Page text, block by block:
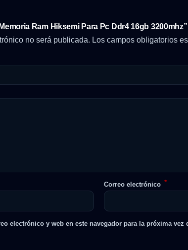
Ram Hiksemi Para Pc Ddr4 16gb 3200mhz”
no será publicada. Los campos obligatorios
Correo electrónico *
electrónico y web en este navegador para la próxima vez